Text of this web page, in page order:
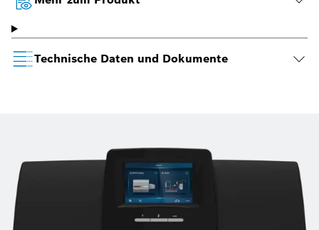
Technische Daten und Dokumente